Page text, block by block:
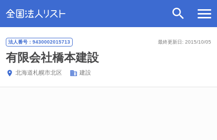
最終更新日: 2015/10/05
法人番号：9430002015713
有限会社橋本建設
北海道札幌市北区 建設